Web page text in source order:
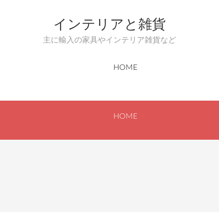
インテリアと雑貨
主に輸入の家具やインテリア雑貨など
HOME
HOME